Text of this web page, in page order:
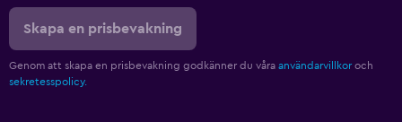
Skapa en prisbevakning
Genom att skapa en prisbevakning godkänner du våra användarvillkor och
sekretesspolicy.